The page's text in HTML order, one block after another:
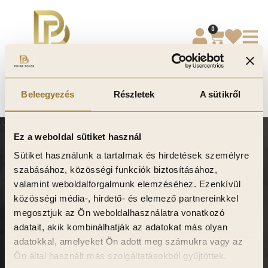
Beleegyezés Részletek A sütikről
Ez a weboldal sütiket használ
Sütiket használunk a tartalmak és hirdetések személyre
szabásához, közösségi funkciók biztosításához,
valamint weboldalforgalmunk elemzéséhez. Ezenkívül
közösségi média-, hirdető- és elemező partnereinkkel
megosztjuk az Ön weboldalhasználatra vonatkozó
adatait, akik kombinálhatják az adatokat más olyan
adatokkal, amelyeket Ön adott meg számukra vagy az
Ön által használt más szolgáltatásokból gyűjtöttek.
0
teszt
Minőségi falpanelek szakértője, egyedi
megoldások minden térhez.
Navigáció
Termékeink